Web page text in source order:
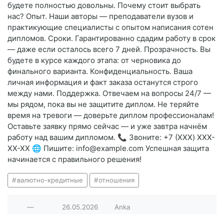
будете полностью довольны. Почему стоит выбрать
нас? Опыт. Наши авторы — преподаватели вузов и
практикующие специалисты с опытом написания сотен
дипломов. Сроки. Гарантированно сдадим работу в срок
— даже если осталось всего 7 дней. Прозрачность. Вы
будете в курсе каждого этапа: от черновика до
финального варианта. Конфиденциальность. Ваша
личная информация и факт заказа останутся строго
между нами. Поддержка. Отвечаем на вопросы 24/7 —
мы рядом, пока вы не защитите диплом. Не теряйте
время на тревоги — доверьте диплом профессионалам!
Оставьте заявку прямо сейчас — и уже завтра начнём
работу над вашим дипломом. 📞 Звоните: +7 (XXX) XXX-
XX-XX 🌐 Пишите: info@example.com Успешная защита
начинается с правильного решения!
валютно-кредитные отношения
— 26.05.2026 Anka